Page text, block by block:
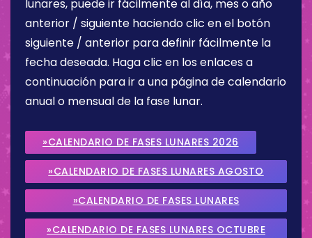
lunares, puede ir fácilmente al día, mes o año
anterior / siguiente haciendo clic en el botón
siguiente / anterior para definir fácilmente la
fecha deseada. Haga clic en los enlaces a
continuación para ir a una página de calendario
anual o mensual de la fase lunar.
»CALENDARIO DE FASES LUNARES 2026
»CALENDARIO DE FASES LUNARES AGOSTO
2026
»CALENDARIO DE FASES LUNARES
SEPTIEMBRE 2026
»CALENDARIO DE FASES LUNARES OCTUBRE